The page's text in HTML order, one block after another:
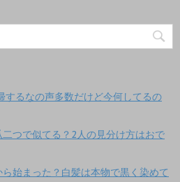
するなの声多数だけど今何してるの
つで似てる？2人の見分け方はおで
始まった？白髪は本物で黒く染めて